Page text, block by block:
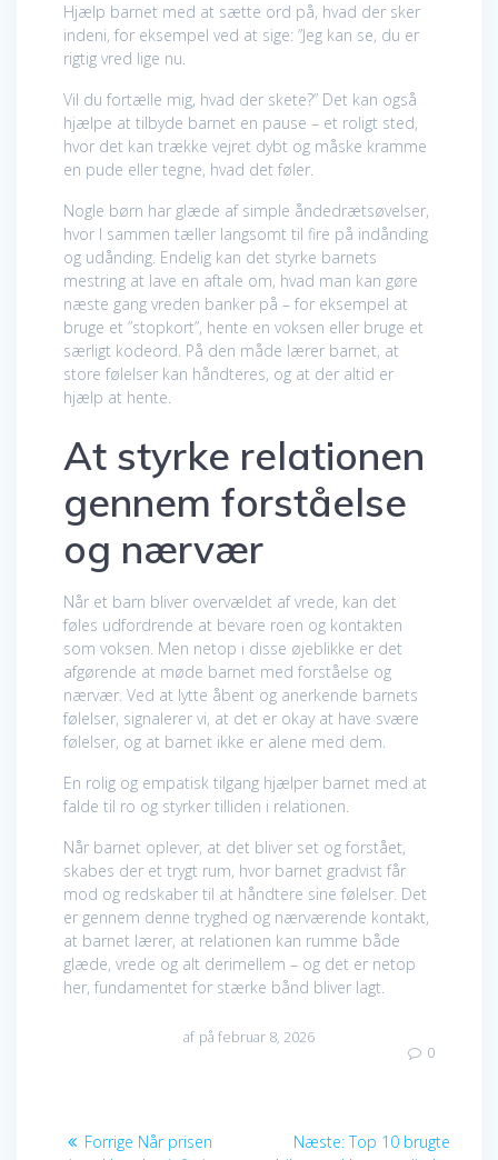
Hjælp barnet med at sætte ord på, hvad der sker
indeni, for eksempel ved at sige: ”Jeg kan se, du er
rigtig vred lige nu.
Vil du fortælle mig, hvad der skete?” Det kan også
hjælpe at tilbyde barnet en pause – et roligt sted,
hvor det kan trække vejret dybt og måske kramme
en pude eller tegne, hvad det føler.
Nogle børn har glæde af simple åndedrætsøvelser,
hvor I sammen tæller langsomt til fire på indånding
og udånding. Endelig kan det styrke barnets
mestring at lave en aftale om, hvad man kan gøre
næste gang vreden banker på – for eksempel at
bruge et ”stopkort”, hente en voksen eller bruge et
særligt kodeord. På den måde lærer barnet, at
store følelser kan håndteres, og at der altid er
hjælp at hente.
At styrke relationen
gennem forståelse
og nærvær
Når et barn bliver overvældet af vrede, kan det
føles udfordrende at bevare roen og kontakten
som voksen. Men netop i disse øjeblikke er det
afgørende at møde barnet med forståelse og
nærvær. Ved at lytte åbent og anerkende barnets
følelser, signalerer vi, at det er okay at have svære
følelser, og at barnet ikke er alene med dem.
En rolig og empatisk tilgang hjælper barnet med at
falde til ro og styrker tilliden i relationen.
Når barnet oplever, at det bliver set og forstået,
skabes der et trygt rum, hvor barnet gradvist får
mod og redskaber til at håndtere sine følelser. Det
er gennem denne tryghed og nærværende kontakt,
at barnet lærer, at relationen kan rumme både
glæde, vrede og alt derimellem – og det er netop
her, fundamentet for stærke bånd bliver lagt.
af på februar 8, 2026
0
Indlægsnavigation
Forrige Forrige
Når prisen
Næste:Næste
Top 10 brugte